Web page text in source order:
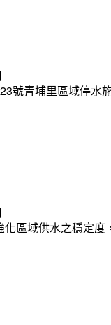
號青埔里區域停水
區域供水之穩定